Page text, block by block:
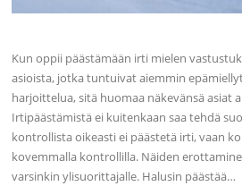
Kun oppii päästämään irti mielen
asioista, jotka tuntuivat aiemmin
harjoittelua, sitä huomaa näkevänsä asiat
Irtipäästämistä ei kuitenkaan saa tehdä
kontrollista oikeasti ei päästetä irti, vaan
kovemmalla kontrollilla. Näiden
varsinkin ylisuorittajalle. Halusin päästää…